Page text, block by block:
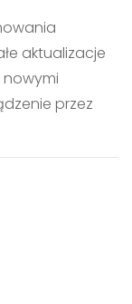
aktualizacje
przez